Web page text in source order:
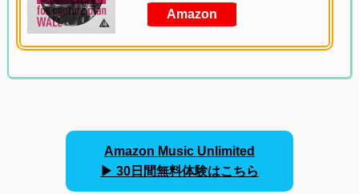
Amazon
Amazon Music Unlimited
▶︎ 30日間無料体験はこちら